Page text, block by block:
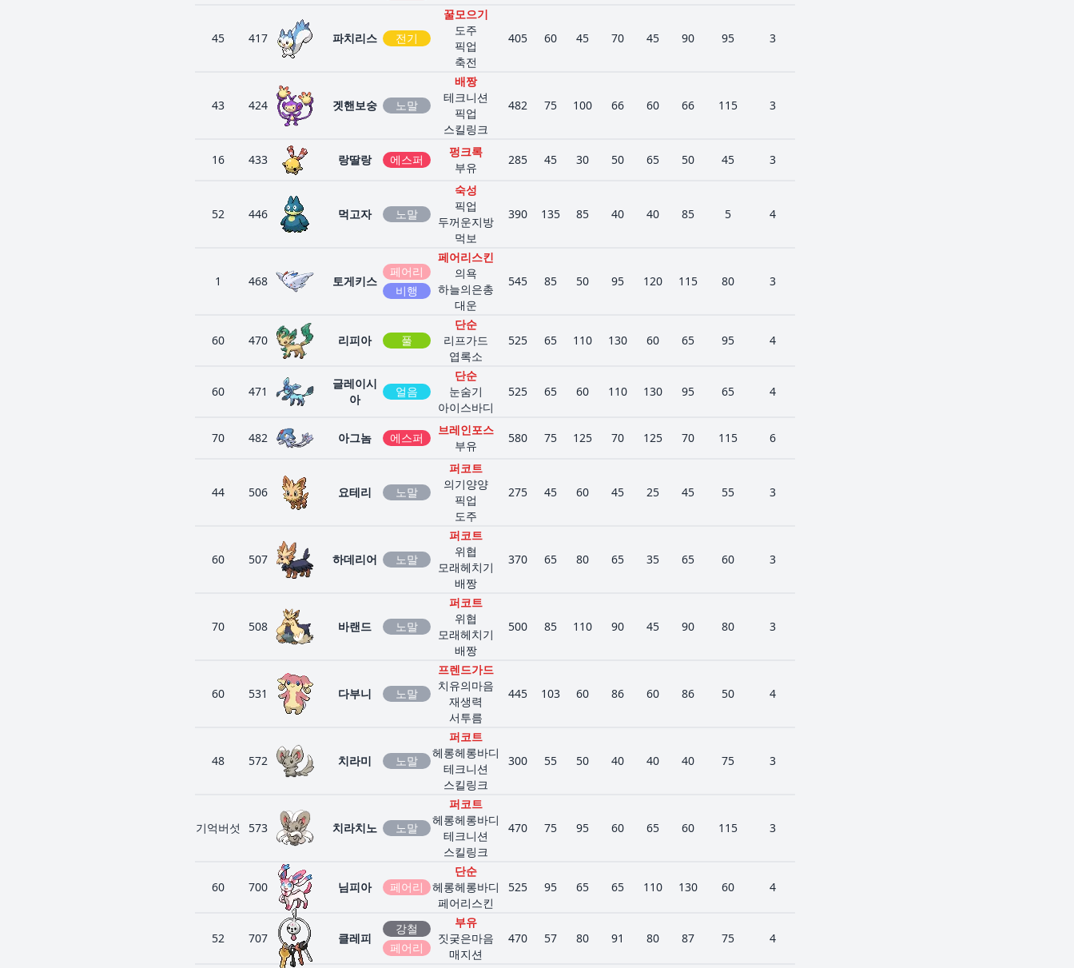
45 417 파치리스 전기
꿀모으기
도주
픽업
축전
405 60 45 70 45 90 95 3
43 424 겟핸보숭 노말
배짱
테크니션
픽업
스킬링크
482 75 100 66 60 66 115 3
16 433 랑딸랑 에스퍼
펑크록
부유
285 45 30 50 65 50 45 3
52 446 먹고자 노말
숙성
픽업
두꺼운지방
먹보
390 135 85 40 40 85 5 4
1 468 토게키스
페어리
비행
페어리스킨
의욕
하늘의은총
대운
545 85 50 95 120 115 80 3
60 470 리피아 풀
단순
리프가드
엽록소
525 65 110 130 60 65 95 4
60 471
글레이시
아
얼음
단순
눈숨기
아이스바디
525 65 60 110 130 95 65 4
70 482 아그놈 에스퍼
브레인포스
부유
580 75 125 70 125 70 115 6
44 506 요테리 노말
퍼코트
의기양양
픽업
도주
275 45 60 45 25 45 55 3
60 507 하데리어 노말
퍼코트
위협
모래헤치기
배짱
370 65 80 65 35 65 60 3
70 508 바랜드 노말
퍼코트
위협
모래헤치기
배짱
500 85 110 90 45 90 80 3
60 531 다부니 노말
프렌드가드
치유의마음
재생력
서투름
445 103 60 86 60 86 50 4
48 572 치라미 노말
퍼코트
헤롱헤롱바디
테크니션
스킬링크
300 55 50 40 40 40 75 3
기억버섯 573 치라치노 노말
퍼코트
헤롱헤롱바디
테크니션
스킬링크
470 75 95 60 65 60 115 3
60 700 님피아 페어리
단순
헤롱헤롱바디
페어리스킨
525 95 65 65 110 130 60 4
52 707 클레피
강철
페어리
부유
짓궂은마음
매지션
470 57 80 91 80 87 75 4